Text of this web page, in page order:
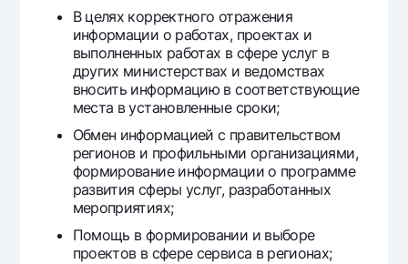
Ofis va bankomatlar
Shaxsiy ma'lumotlarni qayta ishlashga rozilik berish
Bizni ijtimoiy tarmoqlarda kuzatib boring
Aloqa markazi
+998 78 148-00-101344
В целях корректного отражения
информации о работах, проектах и
выполненных работах в сфере услуг в
других министерствах и ведомствах
вносить информацию в соответствующие
места в установленные сроки;
Обмен информацией с правительством
регионов и профильными организациями,
формирование информации о программе
развития сферы услуг, разработанных
мероприятиях;
Помощь в формировании и выборе
проектов в сфере сервиса в регионах;